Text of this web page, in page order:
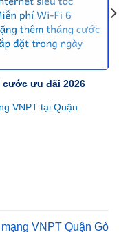
cước ưu đãi 2026
VNPT tại Quận
mạng VNPT Quận Gò